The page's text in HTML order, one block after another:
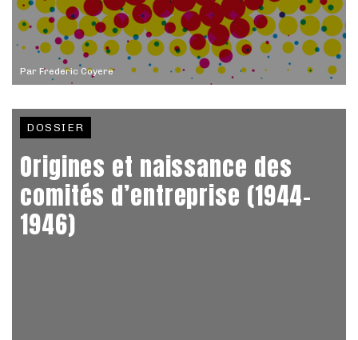
Par Frederic Coyere
DOSSIER
Origines et naissance des
comités d’entreprise (1944-
1946)